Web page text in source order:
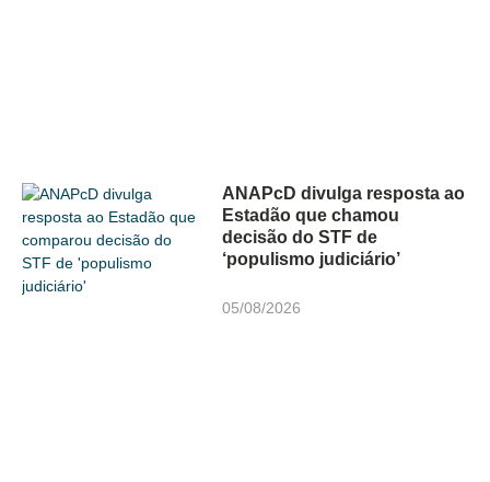
ANAPcD divulga resposta ao
Estadão que chamou
decisão do STF de
‘populismo judiciário’
05/08/2026